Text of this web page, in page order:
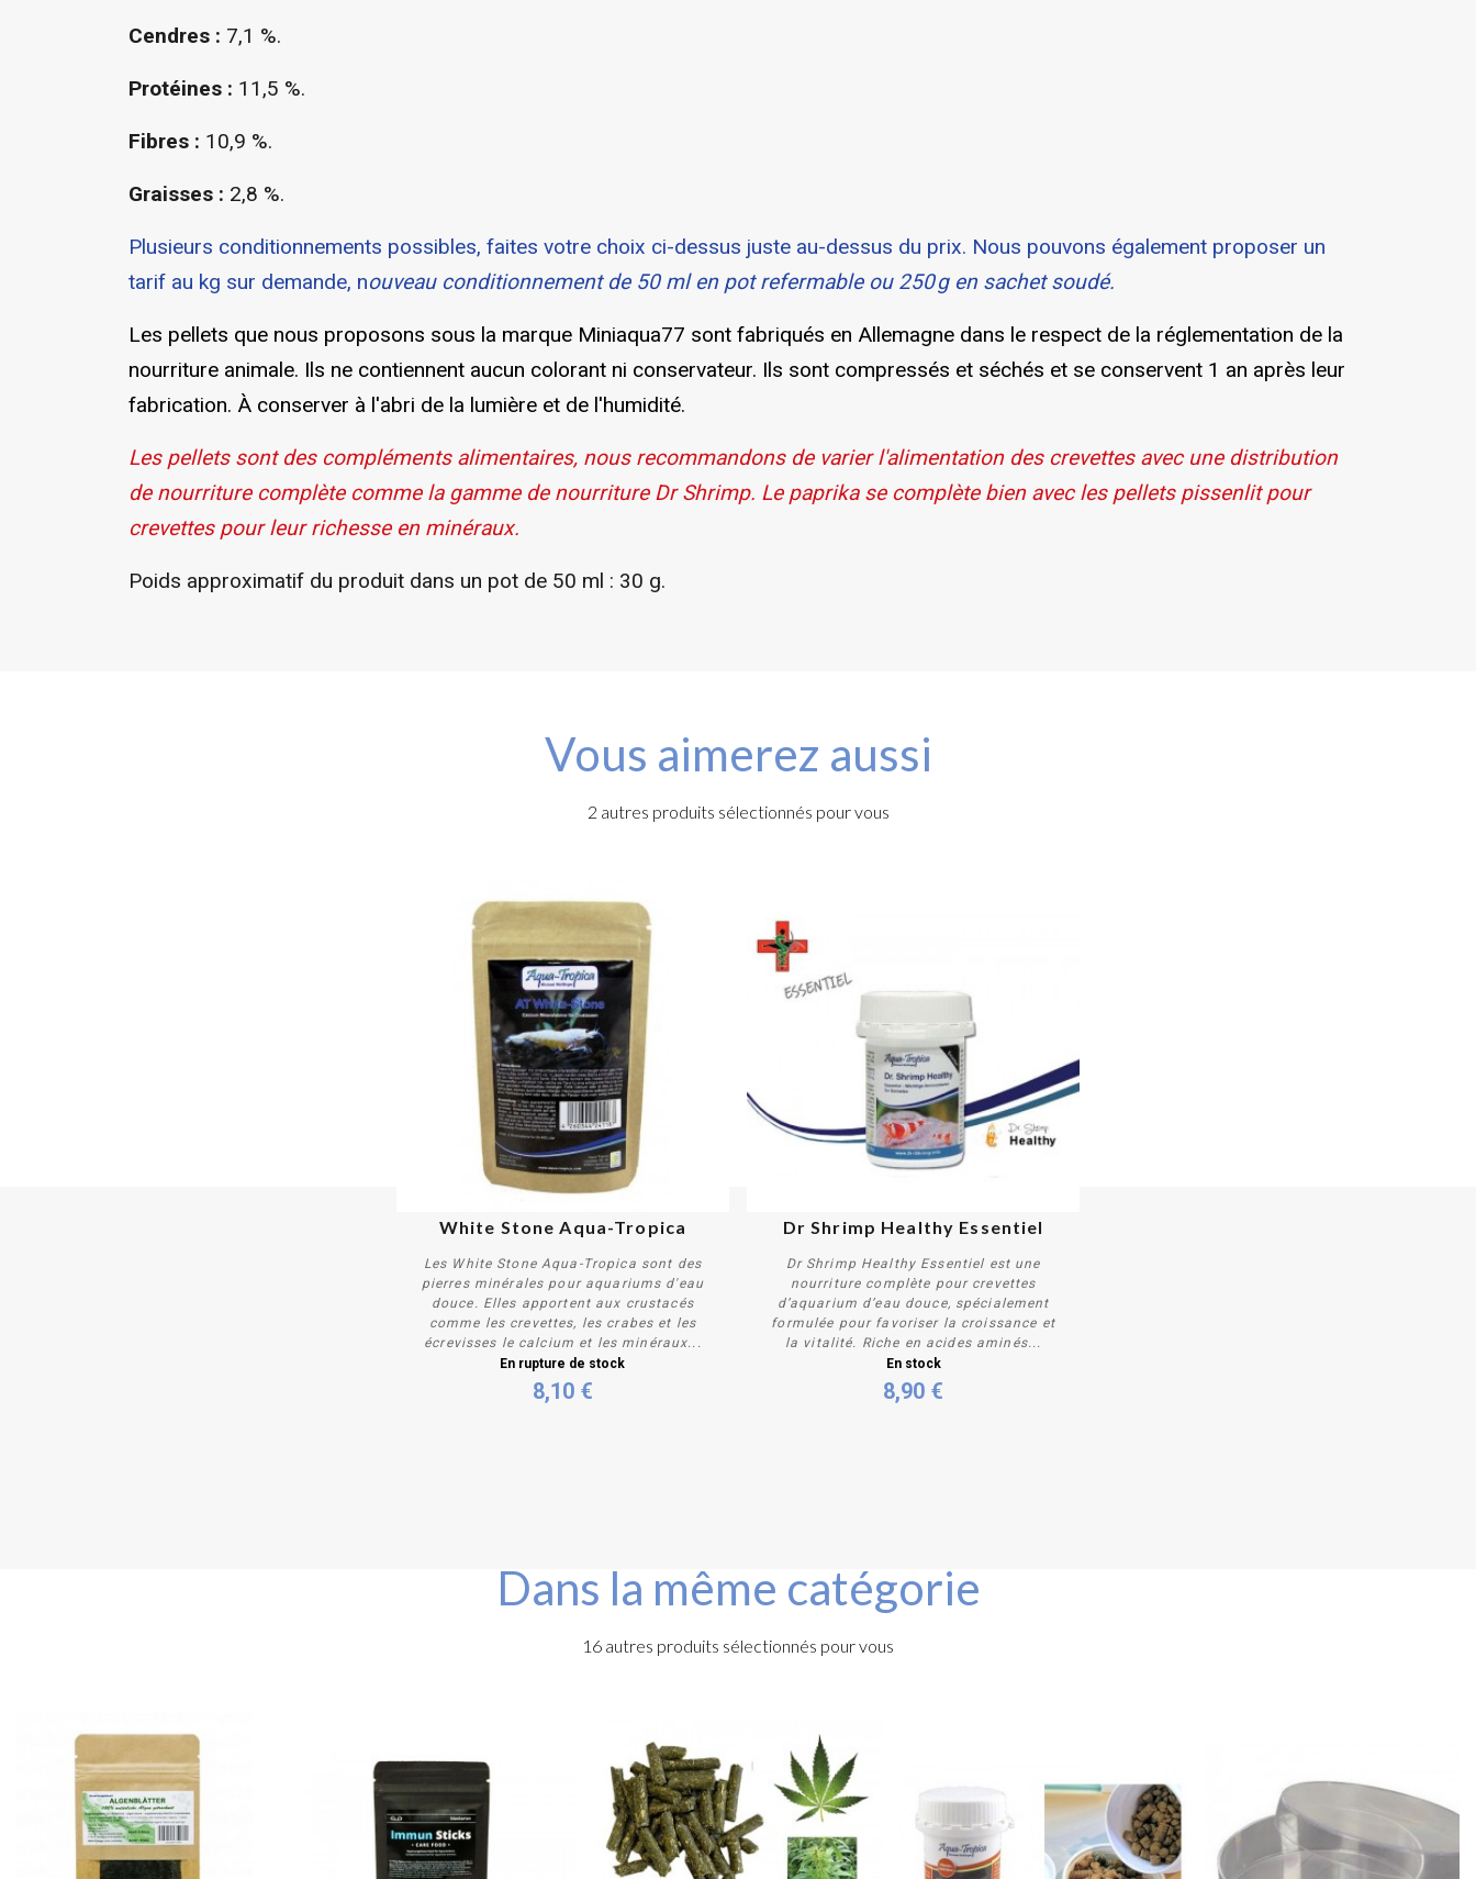
Cendres : 7,1 %.
Protéines : 11,5 %.
Fibres : 10,9 %.
Graisses : 2,8 %.
Plusieurs conditionnements possibles, faites votre choix ci-dessus juste au-dessus du prix. Nous pouvons également proposer un
tarif au kg sur demande, nouveau conditionnement de 50 ml en potrefermable ou 250 g en sachet soudé.
Les pellets que nous proposons sous la marque Miniaqua77 sont fabriqués en Allemagne dans le respect de la réglementation de la
nourriture animale. Ils ne contiennent aucun colorant ni conservateur. Ils sont compressés et séchés et se conservent 1 an après leur
fabrication. À conserver à l'abri de la lumière et de l'humidité.
Les pellets sont des compléments alimentaires, nous recommandons de varier l'alimentation des crevettes avec une distribution
de nourriture complète comme la gamme de nourriture Dr Shrimp. Le paprika se complète bien avec les pellets pissenlit pour
crevettespour leur richesse en minéraux.
Poids approximatif du produit dans un pot de 50 ml : 30 g.
Vous aimerez aussi
2 autres produits sélectionnés pour vous
Plus de détails
White Stone Aqua-Tropica
Les White Stone Aqua-Tropica sont des
pierres minérales pour aquariums d'eau
douce. Elles apportent aux crustacés
comme les crevettes, les crabes et les
écrevisses le calcium et les minéraux...
En rupture de stock
8,10 €
Acheter
Dr Shrimp Healthy Essentiel
Dr Shrimp Healthy Essentiel est une
nourriture complète pour crevettes
d’aquarium d’eau douce, spécialement
formulée pour favoriser la croissance et
la vitalité. Riche en acides aminés...
En stock
8,90 €
Dans la même catégorie
16 autres produits sélectionnés pour vous